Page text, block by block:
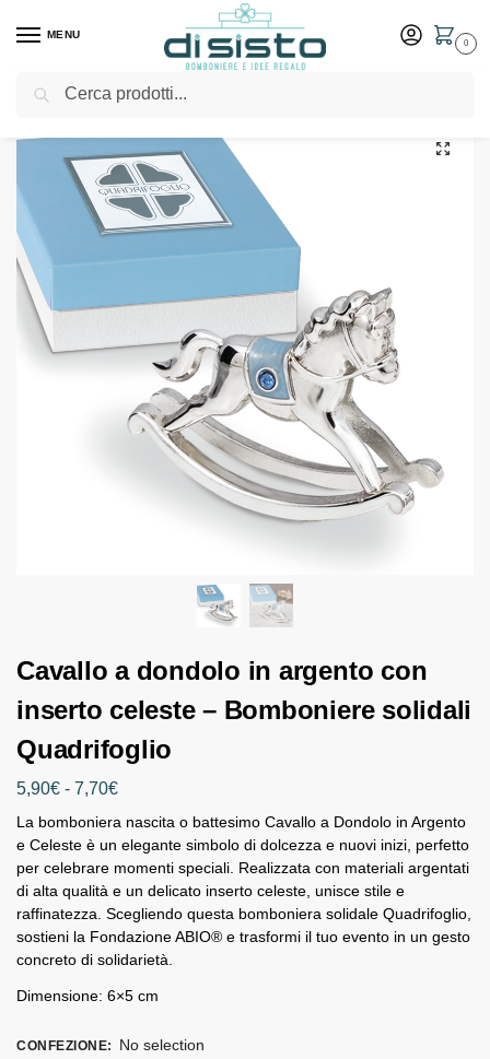
MENU
0
Home Shop Bomboniere
Cavallo a dondolo in argento con
inserto celeste – Bomboniere solidali
Quadrifoglio
5,90€ - 7,70€
La bomboniera nascita o battesimo Cavallo a Dondolo in Argento
e Celeste è un elegante simbolo di dolcezza e nuovi inizi, perfetto
per celebrare momenti speciali. Realizzata con materiali argentati
di alta qualità e un delicato inserto celeste, unisce stile e
raffinatezza. Scegliendo questa bomboniera solidale Quadrifoglio,
sostieni la Fondazione ABIO® e trasformi il tuo evento in un gesto
concreto di solidarietà.
Dimensione: 6×5 cm
CONFEZIONE: No selection